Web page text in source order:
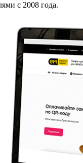
с 2008 года.